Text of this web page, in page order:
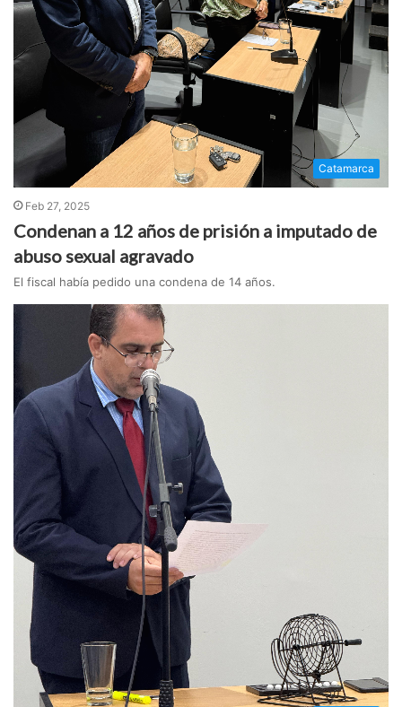
Catamarca
Feb 27, 2025
Condenan a 12 años de prisión a imputado de
abuso sexual agravado
El fiscal había pedido una condena de 14 años.